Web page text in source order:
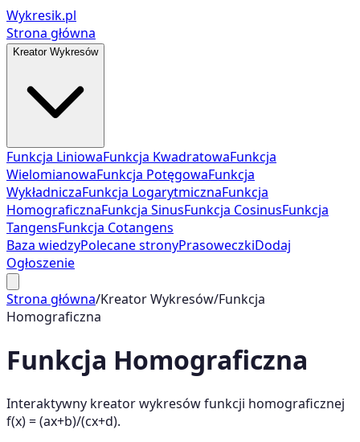
Wykresik.pl
Strona główna
Kreator Wykresów
Funkcja LiniowaFunkcja KwadratowaFunkcja
WielomianowaFunkcja PotęgowaFunkcja
WykładniczaFunkcja LogarytmicznaFunkcja
HomograficznaFunkcja SinusFunkcja CosinusFunkcja
TangensFunkcja Cotangens
Baza wiedzyPolecane stronyPrasoweczkiDodaj
Ogłoszenie
Strona główna/Kreator Wykresów/Funkcja
Homograficzna
Funkcja Homograficzna
Interaktywny kreator wykresów funkcji homograficznej
f(x) = (ax+b)/(cx+d).